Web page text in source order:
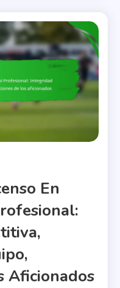
En
Aficionados